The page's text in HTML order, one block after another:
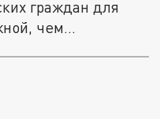
граждан для
чем...